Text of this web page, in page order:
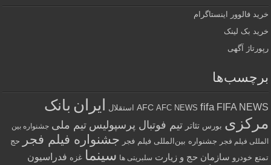
خرید فالوور اینستاگرام
خرید بک لینک
رپورتاژ آگهی
برچسب‌ها
AFC AFC NEWS fifa FIFA NEWS استقلال ایران بانک
مرکزی بورس تئاتر تیم فوتبال پرسپولیس تیم ملی جشنواره بین
المللی فیلم فجر جشنواره بین‌المللی فیلم فجر جشنواره فیلم فجر
حج
تمتع خودرو سازمان حج و زیارت سلبریتی ها سینما غزه فدراسیون